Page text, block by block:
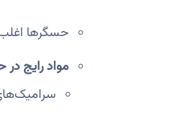
حسگرها اغلب
مواد رایج